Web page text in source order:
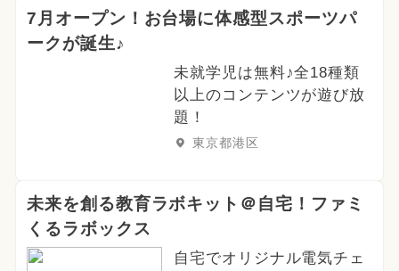
7月オープン！お台場に体感型スポーツパ
ークが誕生♪
未就学児は無料♪全18種類
以上のコンテンツが遊び放
題！
東京都港区
未来を創る教育ラボキット＠自宅！ファミ
くるラボックス
自宅でオリジナル電気チェ